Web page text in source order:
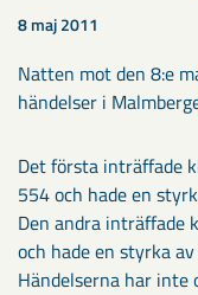
8 maj 2011
Natten mot den 8:e
händelser i
Det första inträffade
554 och hade en
Den andra inträffade
och hade en styrka
Händelserna har inte